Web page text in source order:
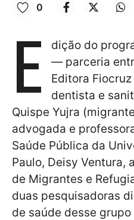
0
E
dição do
— parceria
Editora
dentista e
Quispe Yujra
advogada e
Saúde Pública da
Paulo, Deisy Ventura,
de Migrantes e
duas pesquisadoras
de saúde desse